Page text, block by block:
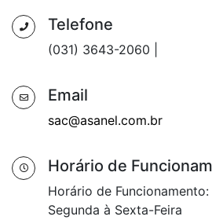
Telefone
(031) 3643-2060 |
Email
sac@asanel.com.br
Horário de
Horário de
Segunda à Sexta-Feira